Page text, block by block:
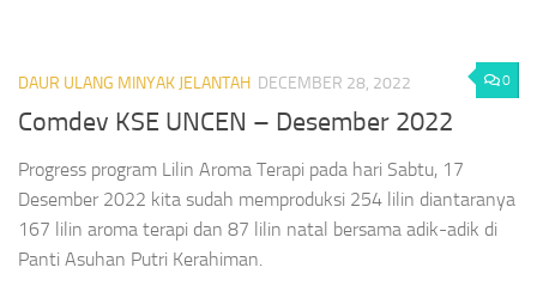
0
DAUR ULANG MINYAK JELANTAH DECEMBER 28, 2022
Comdev KSE UNCEN – Desember 2022
Progress program Lilin Aroma Terapi pada hari Sabtu, 17
Desember 2022 kita sudah memproduksi 254 lilin diantaranya
167 lilin aroma terapi dan 87 lilin natal bersama adik-adik di
Panti Asuhan Putri Kerahiman.